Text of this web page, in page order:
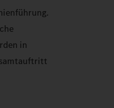
in